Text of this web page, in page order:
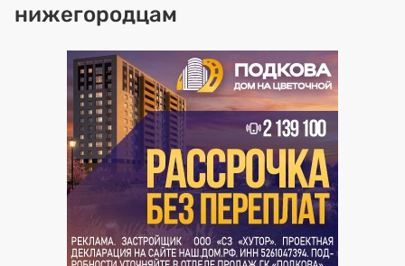
Здоровье
BORЩ
Искусство исцелять
Премия 2026 (текущая)
Премия 2025
Эксперты
нижегородцам